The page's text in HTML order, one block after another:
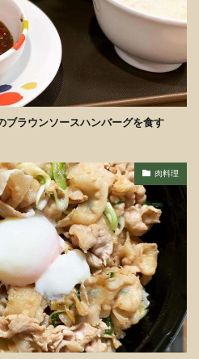
ブラウンソースハンバーグを食す
肉料理